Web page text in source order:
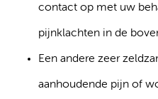
contact op met uw
pijnklachten in de
Een andere zeer
aanhoudende pijn of